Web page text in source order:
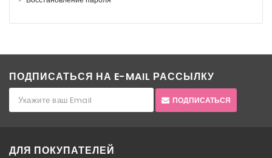
ПОДПИСАТЬСЯ НА E-MAIL РАССЫЛКУ
ПОДПИСАТЬСЯ
ДЛЯ ПОКУПАТЕЛЕЙ